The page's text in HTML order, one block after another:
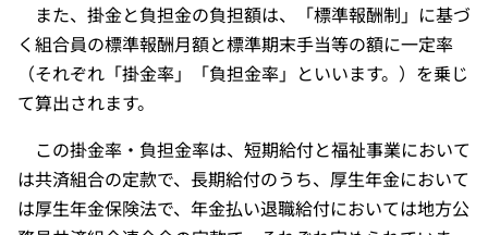
また、掛金と負担金の負担額は、「標準報酬制」に基づ
く組合員の標準報酬月額と標準期末手当等の額に一定率
（それぞれ「掛金率」「負担金率」といいます。）を乗じ
て算出されます。
この掛金率・負担金率は、短期給付と福祉事業において
は共済組合の定款で、長期給付のうち、厚生年金において
は厚生年金保険法で、年金払い退職給付においては地方公